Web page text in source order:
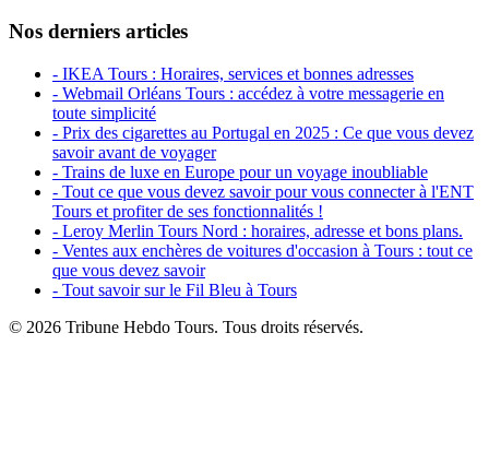
Nos derniers articles
- IKEA Tours : Horaires, services et bonnes adresses
- Webmail Orléans Tours : accédez à votre messagerie en
toute simplicité
- Prix des cigarettes au Portugal en 2025 : Ce que vous devez
savoir avant de voyager
- Trains de luxe en Europe pour un voyage inoubliable
- Tout ce que vous devez savoir pour vous connecter à l'ENT
Tours et profiter de ses fonctionnalités !
- Leroy Merlin Tours Nord : horaires, adresse et bons plans.
- Ventes aux enchères de voitures d'occasion à Tours : tout ce
que vous devez savoir
- Tout savoir sur le Fil Bleu à Tours
© 2026 Tribune Hebdo Tours. Tous droits réservés.